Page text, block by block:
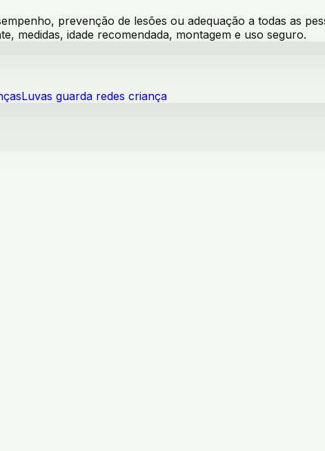
prevenção de lesões ou adequação a todas as
medidas, idade recomendada, montagem e uso seguro.
Luvas guarda redes criança